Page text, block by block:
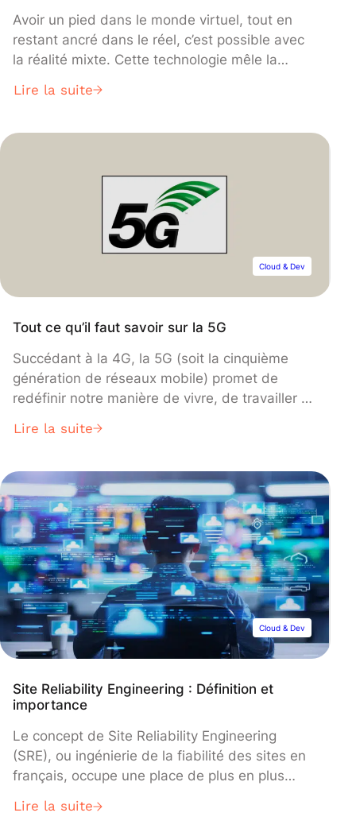
Avoir un pied dans le monde virtuel, tout en
restant ancré dans le réel, c’est possible avec
la réalité mixte. Cette technologie mêle la
vivre à ses utilisateurs des expériences
fonctionnement et ses cas d’application.
Lire la suite
Cloud & Dev
Tout ce qu’il faut savoir sur la 5G
Succédant à la 4G, la 5G (soit la cinquième
génération de réseaux mobile) promet de
redéfinir notre manière de vivre, de travailler et
exceptionnelles.
Lire la suite
Cloud & Dev
Site Reliability Engineering : Définition et
importance
Le concept de Site Reliability Engineering
(SRE), ou ingénierie de la fiabilité des sites en
français, occupe une place de plus en plus
le développement logiciel.
Lire la suite